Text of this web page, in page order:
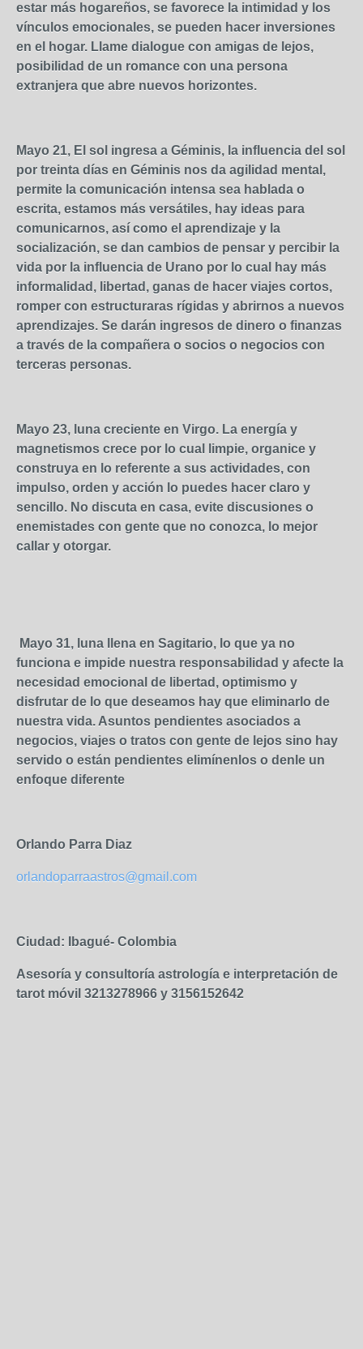
estar más hogareños, se favorece la intimidad y los
vínculos emocionales, se pueden hacer inversiones
en el hogar. Llame dialogue con amigas de lejos,
posibilidad de un romance con una persona
extranjera que abre nuevos horizontes.
Mayo 21, El sol ingresa a Géminis, la influencia del sol
por treinta días en Géminis nos da agilidad mental,
permite la comunicación intensa sea hablada o
escrita, estamos más versátiles, hay ideas para
comunicarnos, así como el aprendizaje y la
socialización, se dan cambios de pensar y percibir la
vida por la influencia de Urano por lo cual hay más
informalidad, libertad, ganas de hacer viajes cortos,
romper con estructuraras rígidas y abrirnos a nuevos
aprendizajes. Se darán ingresos de dinero o finanzas
a través de la compañera o socios o negocios con
terceras personas.
Mayo 23, luna creciente en Virgo. La energía y
magnetismos crece por lo cual limpie, organice y
construya en lo referente a sus actividades, con
impulso, orden y acción lo puedes hacer claro y
sencillo. No discuta en casa, evite discusiones o
enemistades con gente que no conozca, lo mejor
callar y otorgar.
Mayo 31, luna llena en Sagitario, lo que ya no
funciona e impide nuestra responsabilidad y afecte la
necesidad emocional de libertad, optimismo y
disfrutar de lo que deseamos hay que eliminarlo de
nuestra vida. Asuntos pendientes asociados a
negocios, viajes o tratos con gente de lejos sino hay
servido o están pendientes elimínenlos o denle un
enfoque diferente
Orlando Parra Diaz
orlandoparraastros@gmail.com
Ciudad: Ibagué- Colombia
Asesoría y consultoría astrología e interpretación de
tarot móvil 3213278966 y 3156152642